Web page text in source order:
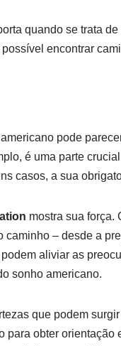
quando se trata
encontrar
pode
é uma parte
casos, a sua
mostra sua força.
caminho – desde a
aliviar as
sonho americano.
que podem
para obter